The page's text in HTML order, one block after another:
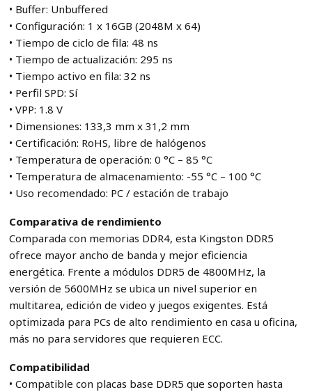
• Buffer: Unbuffered
• Configuración: 1 x 16GB (2048M x 64)
• Tiempo de ciclo de fila: 48 ns
• Tiempo de actualización: 295 ns
• Tiempo activo en fila: 32 ns
• Perfil SPD: Sí
• VPP: 1.8 V
• Dimensiones: 133,3 mm x 31,2 mm
• Certificación: RoHS, libre de halógenos
• Temperatura de operación: 0 °C – 85 °C
• Temperatura de almacenamiento: -55 °C – 100 °C
• Uso recomendado: PC / estación de trabajo
Comparativa de rendimiento
Comparada con memorias DDR4, esta Kingston DDR5
ofrece mayor ancho de banda y mejor eficiencia
energética. Frente a módulos DDR5 de 4800MHz, la
versión de 5600MHz se ubica un nivel superior en
multitarea, edición de video y juegos exigentes. Está
optimizada para PCs de alto rendimiento en casa u oficina,
más no para servidores que requieren ECC.
Compatibilidad
• Compatible con placas base DDR5 que soporten hasta